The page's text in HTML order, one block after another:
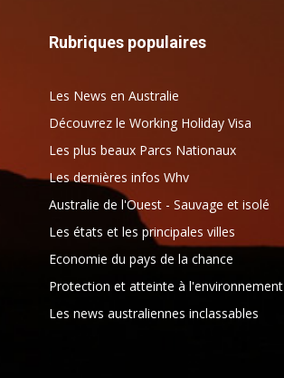
Rubriques populaires
Les News en Australie
Découvrez le Working Holiday Visa
Les plus beaux Parcs Nationaux
Les dernières infos Whv
Australie de l'Ouest - Sauvage et isolé
Les états et les principales villes
Economie du pays de la chance
Protection et atteinte à l'environnement
Les news australiennes inclassables